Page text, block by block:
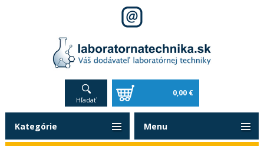
Hľadať
0,00 €
Kategórie Menu